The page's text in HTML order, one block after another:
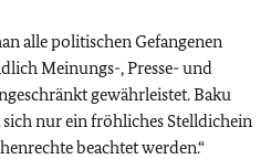
alle politischen Gefangenen
Meinungs-, Presse- und
gewährleistet. Baku
sich nur ein fröhliches Stelldichein
beachtet werden.“